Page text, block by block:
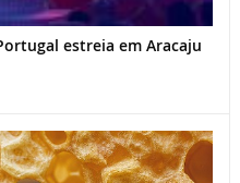
estreia em Aracaju